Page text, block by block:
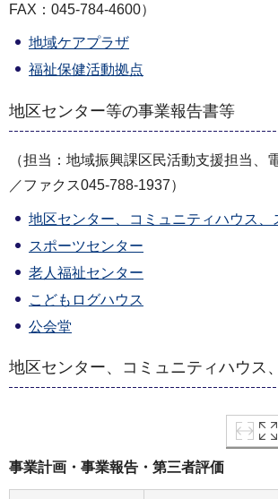
FAX：045-784-4600）
地域ケアプラザ
福祉保健活動拠点
地区センター等の事業報告書等
（担当：地域振興課区民活動支援担当、
／ファクス045-788-1937）
地区センター、コミュニティハウス、
スポーツセンター
老人福祉センター
こどもログハウス
公会堂
地区センター、コミュニティハウス
事業計画・事業報告・第三者評価